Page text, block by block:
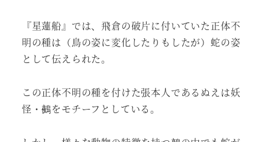
『星蓮船』では、飛倉の破片に付いていた正体不
明の種は（鳥の姿に変化したりもしたが）蛇の姿
として伝えられた。
この正体不明の種を付けた張本人であるぬえは妖
怪・鵺をモチーフとしている。